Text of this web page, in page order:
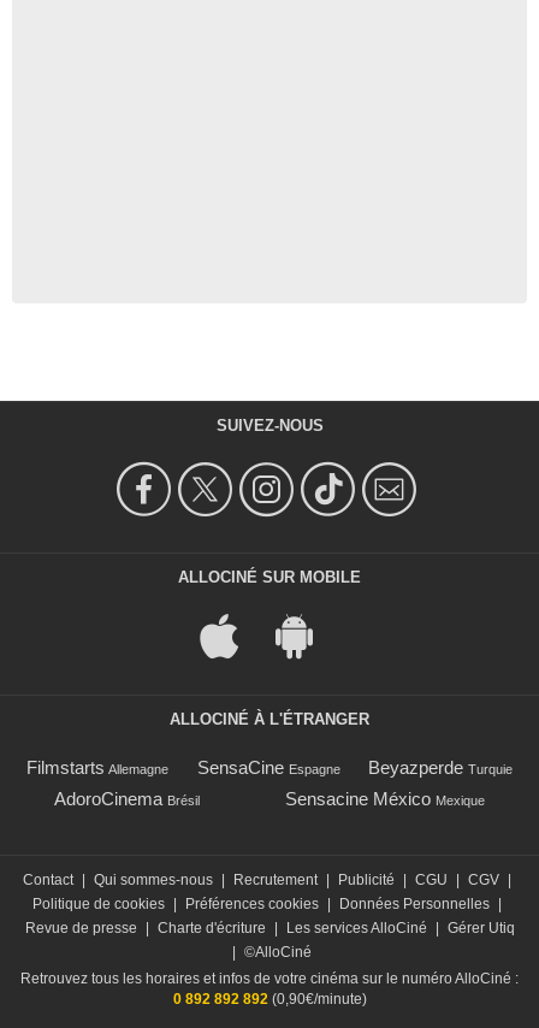
SUIVEZ-NOUS
ALLOCINÉ SUR MOBILE
ALLOCINÉ À L'ÉTRANGER
Filmstarts Allemagne SensaCine Espagne Beyazperde Turquie
AdoroCinema Brésil Sensacine México Mexique
Contact Qui sommes-nous Recrutement Publicité CGU CGV
Politique de cookies
Préférences cookies Données Personnelles
Revue de presse
Charte d'écriture Les services AlloCiné
Gérer Utiq
©AlloCiné
Retrouvez tous les horaires et infos de votre cinéma sur le numéro AlloCiné :
0 892 892 892(0,90€/minute)